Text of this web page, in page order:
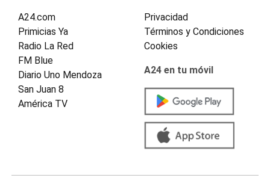
A24.com
Primicias Ya
Radio La Red
FM Blue
Diario Uno Mendoza
San Juan 8
América TV
Privacidad
Términos y Condiciones
Cookies
A24 en tu móvil